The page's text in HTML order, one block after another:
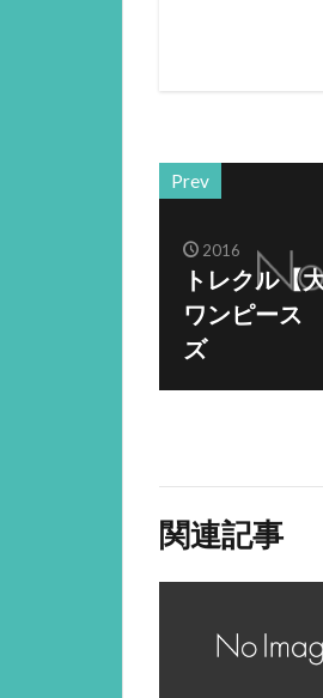
Prev
2016
トレクル【
ワンピース
ズ
関連記事